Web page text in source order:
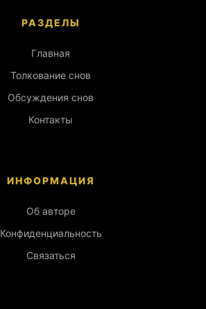
РАЗДЕЛЫ
Главная
Толкование снов
Обсуждения снов
Контакты
ИНФОРМАЦИЯ
Об авторе
Конфиденциальность
Связаться